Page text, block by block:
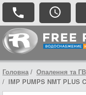
Головна Опалення та
IMP PUMPS NMT PLUS